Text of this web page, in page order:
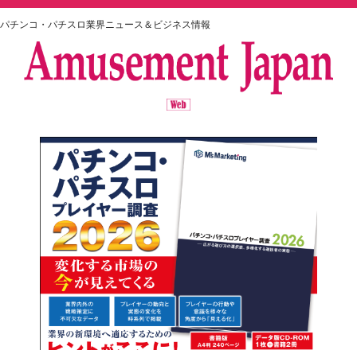
パチンコ・パチスロ業界ニュース＆ビジネス情報